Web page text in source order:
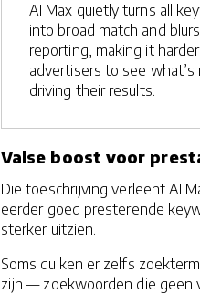
AI Max quietly turns all
into broad match and blurs
reporting, making it
advertisers to see what’s
driving their results.
Valse boost voor
Die toeschrijving verleent AI
eerder goed presterende
sterker uitzien.
Soms duiken er zelfs
zijn — zoekwoorden die geen